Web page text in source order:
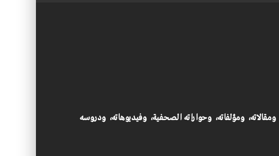
ومؤلفاته، وحواراته الصحفية، وفيديوهاته، ودروسه